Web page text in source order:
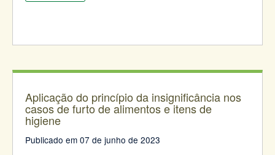
Aplicação do princípio da insignificância nos
casos de furto de alimentos e itens de
higiene
Publicado em 07 de junho de 2023